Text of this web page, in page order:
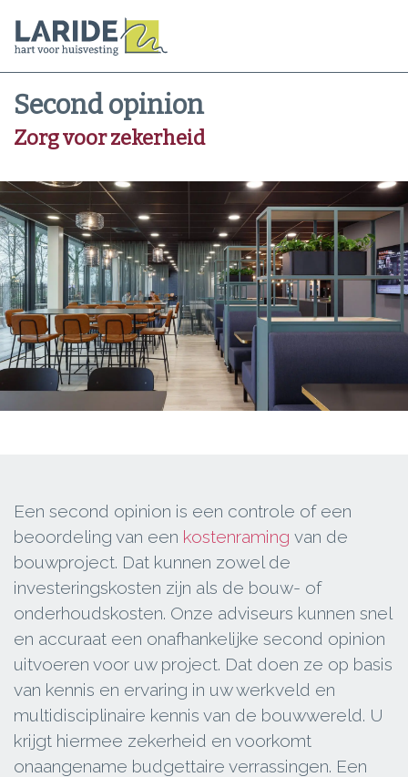
Second opinion
Zorg voor zekerheid
Een second opinion is een controle of een
beoordeling van een kostenraming van de
bouwproject. Dat kunnen zowel de
investeringskosten zijn als de bouw- of
onderhoudskosten. Onze adviseurs kunnen snel
en accuraat een onafhankelijke second opinion
uitvoeren voor uw project. Dat doen ze op basis
van kennis en ervaring in uw werkveld en
multidisciplinaire kennis van de bouwwereld. U
krijgt hiermee zekerheid en voorkomt
onaangename budgettaire verrassingen. Een